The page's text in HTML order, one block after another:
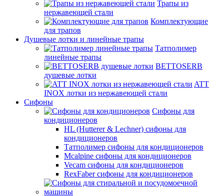
Трапы из
нержавеющей стали
Комплектующие
для трапов
Душевые лотки и линейные трапы
Татполимер
линейные трапы
BETTOSERB
душевые лотки
ATT
INOX лотки из нержавеющей стали
Сифоны
Сифоны для
кондиционеров
HL (Hutterer & Lechner) сифоны для
кондиционеров
Татполимер сифоны для кондиционеров
Mcalpine сифоны для кондиционеров
Vecam сифоны для кондиционеров
RexFaber сифоны для кондиционеров